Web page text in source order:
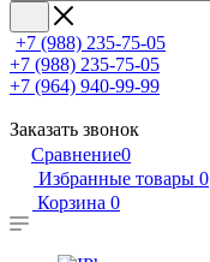
+7 (988) 235-75-05
+7 (988) 235-75-05
+7 (964) 940-99-99
Заказать звонок
Сравнение0
Избранные товары 0
Корзина 0